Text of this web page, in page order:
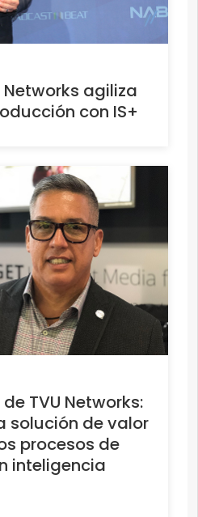
Networks agiliza
con IS+
TVU Networks:
solución de valor
procesos de
inteligencia